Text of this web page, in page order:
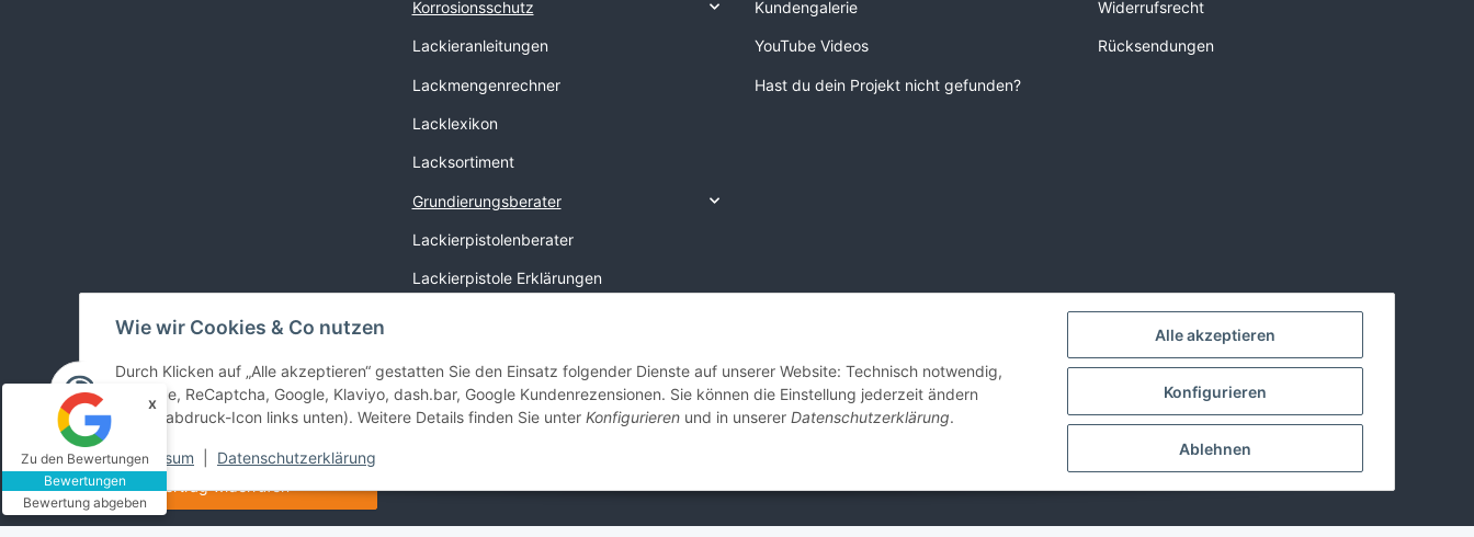
Alle akzeptieren
Konfigurieren
Ablehnen
Wie wir Cookies & Co nutzen
Durch Klicken auf „Alle akzeptieren“ gestatten Sie den Einsatz folgender Dienste auf unserer Website: Technisch notwendig,
YouTube, ReCaptcha, Google, Klaviyo, dash.bar, Google Kundenrezensionen. Sie können die Einstellung jederzeit ändern
(Fingerabdruck-Icon links unten). Weitere Details finden Sie unter Konfigurieren und in unserer Datenschutzerklärung.
Impressum Datenschutzerklärung
Korrosionsschutz
Lackieranleitungen
Lackmengenrechner
Lacklexikon
Lacksortiment
Grundierungsberater
Lackierpistolenberater
Lackierpistole Erklärungen
Wo finde ich den Farbcode?
Kundengalerie
YouTube Videos
Hast du dein Projekt nicht gefunden?
Widerrufsrecht
Rücksendungen
Vertrag widerrufen
x
Zu den Bewertungen
Bewertungen
Bewertung abgeben